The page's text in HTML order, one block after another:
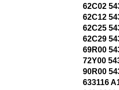
62C02
62C12
62C25
62C29
69R00
72Y00
90R00
633116